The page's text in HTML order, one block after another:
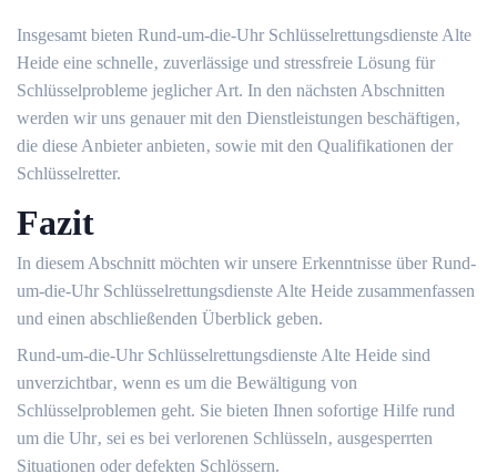
Insgesamt bieten Rund-um-die-Uhr Schlüsselrettungsdienste Alte
Heide eine schnelle‚ zuverlässige und stressfreie Lösung für
Schlüsselprobleme jeglicher Art.​ In den nächsten Abschnitten
werden wir uns genauer mit den Dienstleistungen beschäftigen‚
die diese Anbieter anbieten‚ sowie mit den Qualifikationen der
Schlüsselretter.​
Fazit
In diesem Abschnitt möchten wir unsere Erkenntnisse über Rund-
um-die-Uhr Schlüsselrettungsdienste Alte Heide zusammenfassen
und einen abschließenden Überblick geben.​
Rund-um-die-Uhr Schlüsselrettungsdienste Alte Heide sind
unverzichtbar‚ wenn es um die Bewältigung von
Schlüsselproblemen geht. Sie bieten Ihnen sofortige Hilfe rund
um die Uhr‚ sei es bei verlorenen Schlüsseln‚ ausgesperrten
Situationen oder defekten Schlössern.​